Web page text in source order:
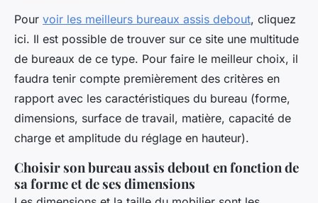
Pour voir les meilleurs bureaux assis debout, cliquez
ici. Il est possible de trouver sur ce site une multitude
de bureaux de ce type. Pour faire le meilleur choix, il
faudra tenir compte premièrement des critères en
rapport avec les caractéristiques du bureau (forme,
dimensions, surface de travail, matière, capacité de
charge et amplitude du réglage en hauteur).
Choisir son bureau assis debout en fonction de
sa forme et de ses dimensions